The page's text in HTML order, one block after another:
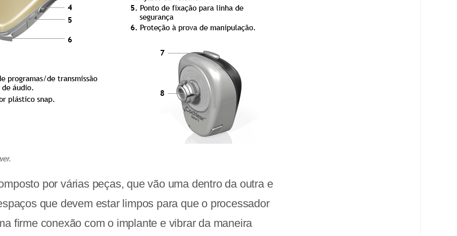
por várias peças, que vão uma dentro da outra e
que devem estar limpos para que o processador
firme conexão com o implante e vibrar da maneira